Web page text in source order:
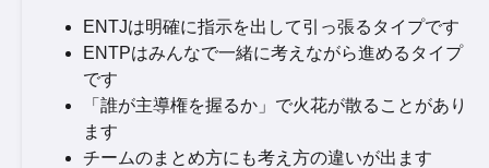
ENTJは明確に指示を出して引っ張るタイプです
ENTPはみんなで一緒に考えながら進めるタイプ
です
「誰が主導権を握るか」で火花が散ることがあり
ます
チームのまとめ方にも考え方の違いが出ます